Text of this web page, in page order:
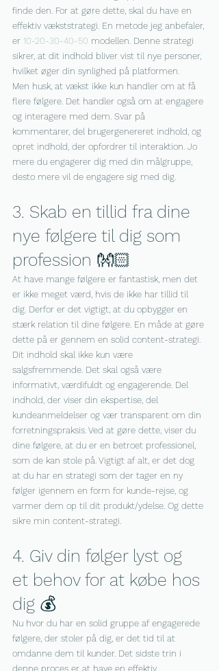
finde den. For at gøre dette, skal du have en
effektiv vækststrategi. En metode jeg anbefaler,
er 10-20-30-40-50 modellen. Denne strategi
sikrer, at dit indhold bliver vist til nye personer,
hvilket øger din synlighed på platformen.
Men husk, at vækst ikke kun handler om at få
flere følgere. Det handler også om at engagere
og interagere med dem. Svar på
kommentarer, del brugergenereret indhold, og
opret indhold, der opfordrer til interaktion. Jo
mere du engagerer dig med din målgruppe,
desto mere vil de engagere sig med dig.
3. Skab en tillid fra dine
nye følgere til dig som
profession 👐🏻
At have mange følgere er fantastisk, men det
er ikke meget værd, hvis de ikke har tillid til
dig. Derfor er det vigtigt, at du opbygger en
stærk relation til dine følgere. En måde at gøre
dette på er gennem en solid content-strategi.
Dit indhold skal ikke kun være
salgsfremmende. Det skal også være
informativt, værdifuldt og engagerende. Del
indhold, der viser din ekspertise, del
kundeanmeldelser og vær transparent om din
forretningspraksis. Ved at gøre dette, viser du
dine følgere, at du er en betroet professionel,
som de kan stole på. Vigtigt af alt, er det dog
at du har en strategi som der tager en ny
følger igennem en form for kunde-rejse, og
varmer dem op til dit produkt/ydelse. Og dette
sikre min content-strategi.
4. Giv din følger lyst og
et behov for at købe hos
dig 💰
Nu hvor du har en solid gruppe af engagerede
følgere, der stoler på dig, er det tid til at
omdanne dem til kunder. Det sidste trin i
denne proces er at have en effektiv